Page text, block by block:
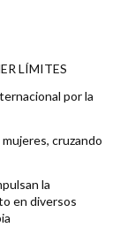
LÍMITES
por la
cruzando
la
en diversos